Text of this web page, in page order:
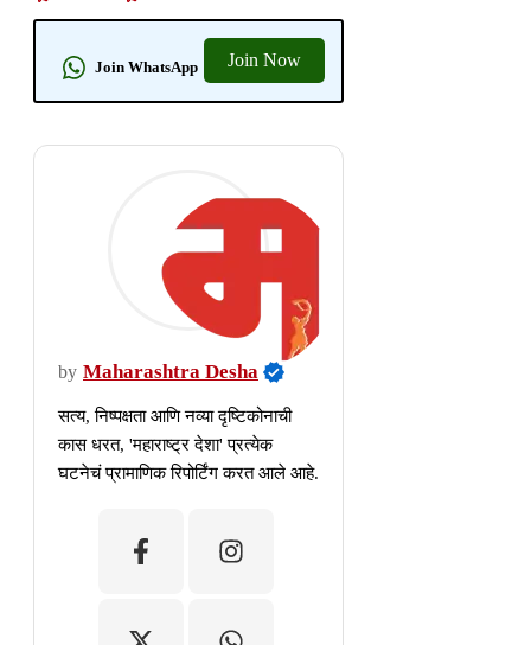
Join WhatsApp Join Now
by Maharashtra Desha
सत्य, निष्पक्षता आणि नव्या दृष्टिकोनाची
कास धरत, 'महाराष्ट्र देशा' प्रत्येक
घटनेचं प्रामाणिक रिपोर्टिंग करत आले आहे.